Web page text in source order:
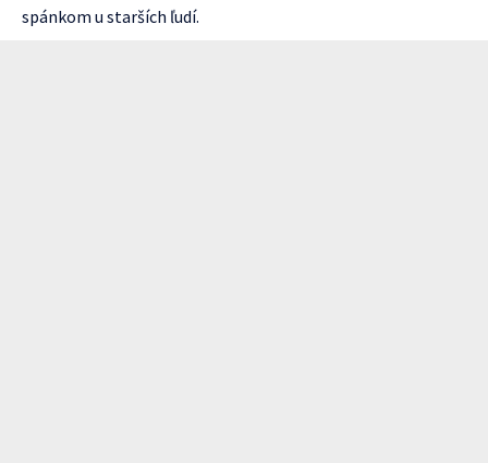
spánkom u starších ľudí.